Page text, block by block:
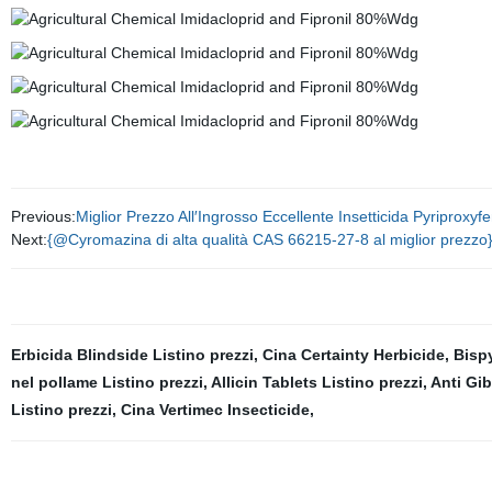
Previous:Miglior Prezzo All′Ingrosso Eccellente Insetticida
Next:{@Cyromazina di alta qualità CAS 66215-27-8 al miglior prezzo}
Erbicida Blindside Listino prezzi, Cina Certainty Herbicide,
nel pollame Listino prezzi, Allicin Tablets Listino prezzi, Anti
Listino prezzi, Cina Vertimec Insecticide,